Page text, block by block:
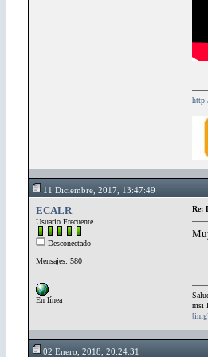
11 Diciembre, 2017, 13:47:49
ECALR
Usuario Frecuente
Desconectado
Mensajes: 580
En línea
Re:
msi
02 Enero, 2018, 20:24:31